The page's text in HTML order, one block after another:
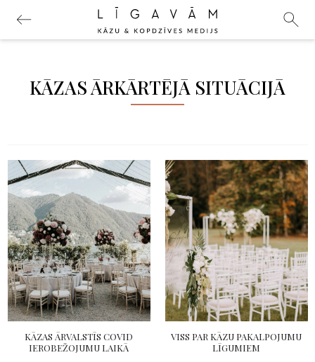
KĀZAS ĀRKĀRTĒJĀ SITUĀCIJĀ
KĀZAS ĀRVALSTĪS COVID
IEROBEŽOJUMU LAIKĀ
VISS PAR KĀZU PAKALPOJUMU
LĪGUMIEM